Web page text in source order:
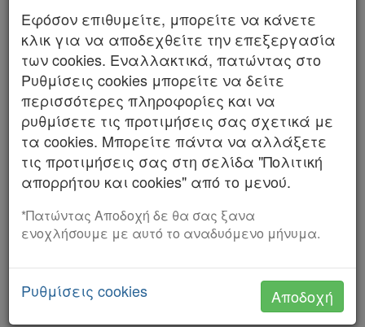
Χρήσιμα
Assistant
Νομολογία
Kodiko
Forum
Αναζήτηση
Κ.Α.Δ.
Διακρατικές
Αριθμός 1498/2024
ΤΟ ΣΥΜΒΟΥΛΙΟ ΤΗΣ ΕΠΙΚΡΑΤΕΙΑΣ
ΤΜΗΜΑ Α΄
Συνεδρίασε δημόσια στο ακροατήριό του στις
6 Μαρτίου 2023, με την εξής σύνθεση: Μαρίνα-
Ελένη Κωνσταντινίδου, Αντιπρόεδρος,
Πρόεδρος του Α΄ Τμήματος, Νικόλαος
Σκαρβέλης, Σουλτάνα Κωνσταντίνου,
Σύμβουλοι, Χαράλαμπος Κομνηνός,
Γραμματέας η Βασιλική Κατσιώνη.
Για να δικάσει την από 6 Μαΐου 2022 αίτηση:
Εφόσον επιθυμείτε, μπορείτε να κάνετε
κλικ για να αποδεχθείτε την επεξεργασία
των cookies. Εναλλακτικά, πατώντας στο
Ρυθμίσεις cookies μπορείτε να δείτε
περισσότερες πληροφορίες και να
ρυθμίσετε τις προτιμήσεις σας σχετικά με
τα cookies. Μπορείτε πάντα να αλλάξετε
τις προτιμήσεις σας στη σελίδα "Πολιτική
απορρήτου και cookies" από το μενού.
*Πατώντας Αποδοχή δε θα σας ξανα
ενοχλήσουμε με αυτό το αναδυόμενο μήνυμα.
Ρυθμίσεις cookies Αποδοχή